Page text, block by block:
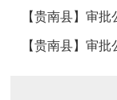
拟进行审查的公
日受理建设项
【贵南县】审
沟两乡镇老旧
【贵南县】审